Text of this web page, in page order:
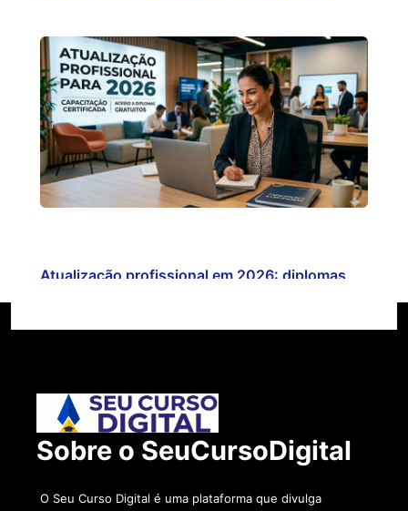
Atualização profissional em 2026: diplomas
Sobre o SeuCursoDigital
O Seu Curso Digital é uma plataforma que divulga